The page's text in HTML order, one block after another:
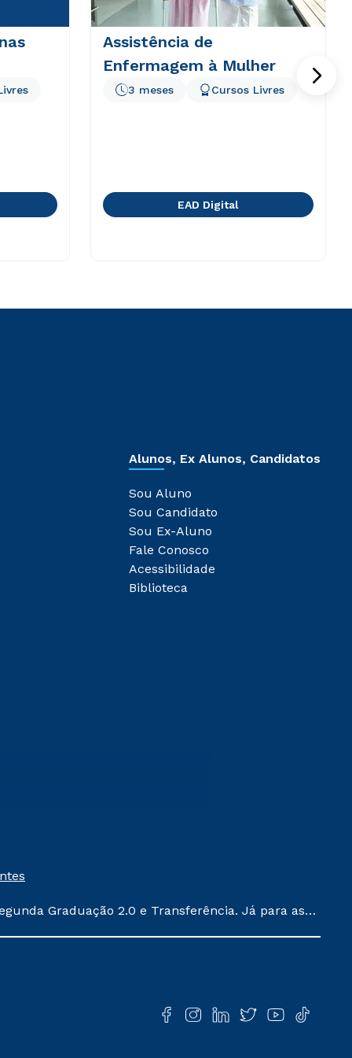
Assistência de
Enfermagem à Mulher
3 meses Cursos Livres
EAD Digital
Alunos, Ex Alunos, Candidatos
Sou Aluno
Sou Candidato
Sou Ex-Aluno
Fale Conosco
Acessibilidade
Biblioteca
Graduação 2.0 e Transferência. Já para as